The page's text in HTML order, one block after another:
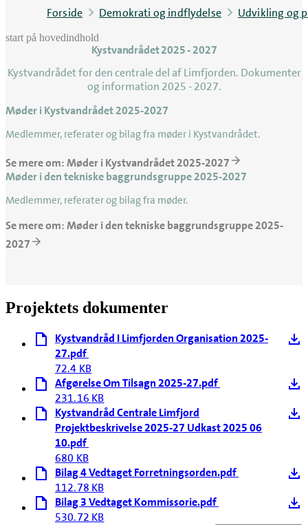
Forside Demokrati og indflydelse Udvikling og
start på hovedindhold
Kystvandrådet 2025 - 2027
Kystvandrådet for den centrale del af Limfjorden. Dokumenter
og information 2025 - 2027.
senest opdateret 9. juli 2026
Møder i Kystvandrådet 2025-2027
Medlemmer, referater og bilag fra møder i Kystvandrådet.
Se mere om: Møder i Kystvandrådet 2025-2027
Møder i den tekniske baggrundsgruppe 2025-2027
Medlemmer, referater og bilag fra møder.
Se mere om: Møder i den tekniske baggrundsgruppe 2025-
2027
Projektets dokumenter
Kystvandråd I Limfjorden Organisation 2025-
27.pdf
72.4 KB
Afgørelse Om Tilsagn 2025-27.pdf
231.16 KB
Kystvandråd Centrale Limfjord
Projektbeskrivelse 2025-27 Udkast 2025 06
10.pdf
680 KB
Bilag 4 Vedtaget Forretningsorden.pdf
112.78 KB
Bilag 3 Vedtaget Kommissorie.pdf
530.72 KB